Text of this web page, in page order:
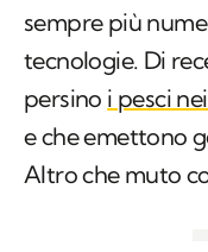
sempre più
tecnologie. Di
persino i pesci
e che emettono
Altro che muto